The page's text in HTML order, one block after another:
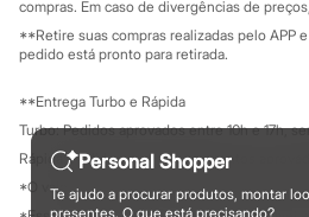
Tratamento
Cuidados com o rosto
Esfoliante
Hidratante
Protetor solar
Tônicos
Maquiagens
Base
Batom
Personal Shopper
Te ajudo a procurar produtos, montar
presentes. O que está precisando?
Minha privacidade
Formas de pagamento
compras. Em caso de divergências de
**Retire suas compras realizadas pelo APP
pedido está pronto para retirada.
**Entrega Turbo e Rápida
Turbo: Pedidos aprovados entre 10h e 17h,
Rápida: Pedidos com os pagamentos
*O valor do frete para o turbo é R$ 24,99 e